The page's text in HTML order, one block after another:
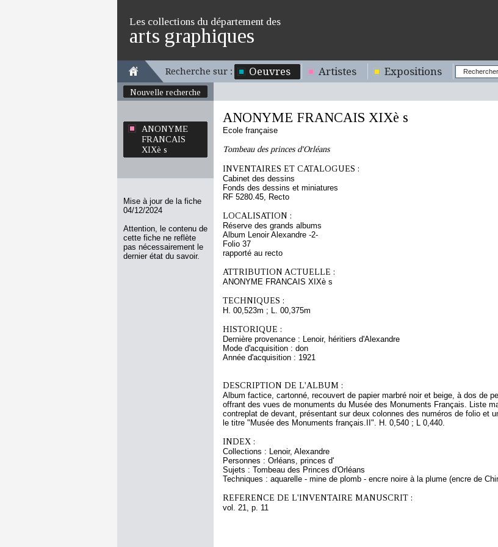
Les collections du département des
arts graphiques
Recherche sur : Oeuvres Artistes Expositions
Nouvelle recherche
ANONYME
FRANCAIS
XIXè s
Mise à jour de la fiche
04/12/2024
Attention, le contenu de
cette fiche ne reflète
pas nécessairement le
dernier état du savoir.
ANONYME FRANCAIS XIXè s
Ecole française
Tombeau des princes d'Orléans
INVENTAIRES ET CATALOGUES :
Cabinet des dessins
Fonds des dessins et miniatures
RF 5280.45, Recto
LOCALISATION :
Réserve des grands albums
Album Lenoir Alexandre -2-
Folio 37
rapporté au recto
ATTRIBUTION ACTUELLE :
ANONYME FRANCAIS XIXè s
TECHNIQUES :
H. 00,523m ; L. 00,375m
HISTORIQUE :
Dernière provenance : Lenoir, héritiers d'Alexandre
Mode d'acquisition : don
Année d'acquisition : 1921
DESCRIPTION DE L'ALBUM :
Album factice, cartonné, recouvert de papier marbré noir et beige, à dos de
offrant des vues de monuments du Musée des Monuments Français. Liste
contreplat de devant, présentant sur deux colonnes des numéros de folio et
le titre "Musée des Monuments français.II". H. 0,540 ; L 0,440.
INDEX :
Collections : Lenoir, Alexandre
Personnes : Orléans, princes d'
Sujets : Tombeau des Princes d'Orléans
Techniques : aquarelle - mine de plomb - encre noire à la plume (encre de
REFERENCE DE L'INVENTAIRE MANUSCRIT :
vol. 21, p. 11